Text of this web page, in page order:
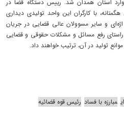
استان همدان شد. رییس دستگاه قضا در
با کارگران این واحد تولیدی دیداری
و سایر مسوولان عالی قضایی در جریان
راستای رفع مسائل و مشکلات حقوقی و قضایی
تولید در آن، ترتیب خواهند داد.
مبارزه با فساد رئیس قوه قضائیه